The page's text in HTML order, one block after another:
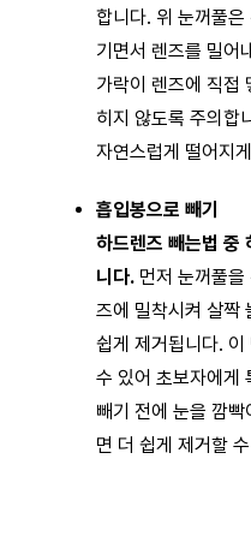
합니다. 위 눈꺼풀
기면서 렌즈를 밀어
가락이 렌즈에 직접
히지 않도록 주의합
자연스럽게 떨어지
흡입봉으로 빼기
하드렌즈 빼는법 중
니다. 먼저 눈꺼풀
즈에 밀착시켜 살짝
쉽게 제거됩니다.
수 있어 초보자에게
빼기 전에 눈을 깜
면 더 쉽게 제거할